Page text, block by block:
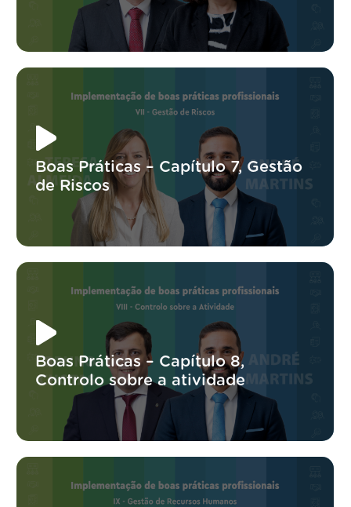
Boas Práticas – Capítulo 7, Gestão
de Riscos
Boas Práticas – Capítulo 8,
Controlo sobre a atividade